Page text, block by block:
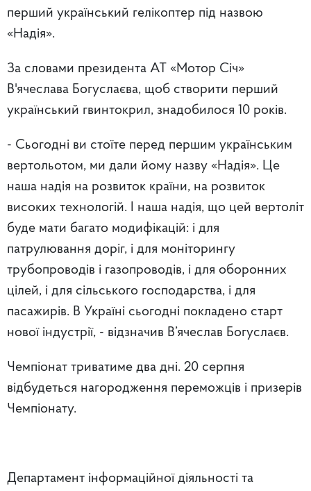
перший український гелікоптер під назвою
«Надія».
За словами президента АТ «Мотор Січ»
В'ячеслава Богуслаєва, щоб створити перший
український гвинтокрил, знадобилося 10 років.
- Сьогодні ви стоїте перед першим українським
вертольотом, ми дали йому назву «Надія». Це
наша надія на розвиток країни, на розвиток
високих технологій. І наша надія, що цей вертоліт
буде мати багато модифікацій: і для
патрулювання доріг, і для моніторингу
трубопроводів і газопроводів, і для оборонних
цілей, і для сільського господарства, і для
пасажирів. В Україні сьогодні покладено старт
нової індустрії, - відзначив В’ячеслав Богуслаєв.
Чемпіонат триватиме два дні. 20 серпня
відбудеться нагородження переможців і призерів
Чемпіонату.
Департамент інформаційної діяльності та